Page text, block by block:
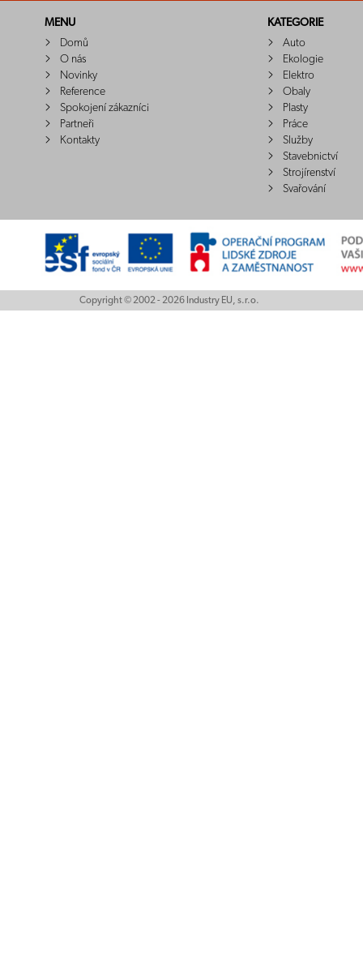
MENU
Domů
O nás
Novinky
Reference
Spokojení zákazníci
Partneři
Kontakty
KATEGORIE
Auto
Ekologie
Elektro
Obaly
Plasty
Práce
Služby
Stavebnictví
Strojírenství
Svařování
Copyright © 2002 - 2026 Industry EU, s.r.o.